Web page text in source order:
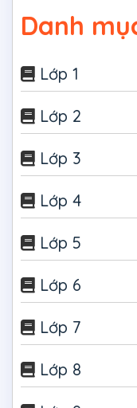
Danh
Lớp 1
Lớp 2
Lớp 3
Lớp 4
Lớp 5
Lớp 6
Lớp 7
Lớp 8